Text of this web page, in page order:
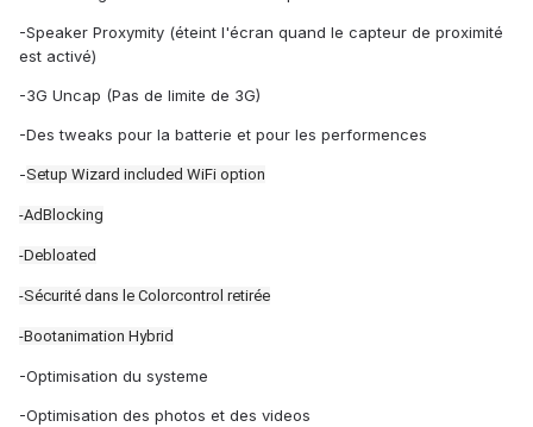
-Speaker Proxymity (éteint l'écran quand le capteur de proximité
est activé)
-3G Uncap (Pas de limite de 3G)
-Des tweaks pour la batterie et pour les performences
-Setup Wizard included WiFi option
-AdBlocking
-Debloated
-Sécurité dans le Colorcontrol retirée
-Bootanimation Hybrid
-Optimisation du systeme
-Optimisation des photos et des videos